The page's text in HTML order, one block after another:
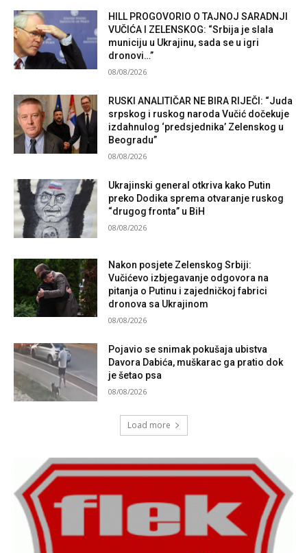
HILL PROGOVORIO O TAJNOJ SARADNJI
VUČIĆA I ZELENSKOG: “Srbija je slala
municiju u Ukrajinu, sada se u igri
dronovi…”
08/08/2026
RUSKI ANALITIČAR NE BIRA RIJEČI: “Juda
srpskog i ruskog naroda Vučić dočekuje
izdahnulog ‘predsjednika’ Zelenskog u
Beogradu”
08/08/2026
Ukrajinski general otkriva kako Putin
preko Dodika sprema otvaranje ruskog
“drugog fronta” u BiH
08/08/2026
Nakon posjete Zelenskog Srbiji:
Vučićevo izbjegavanje odgovora na
pitanja o Putinu i zajedničkoj fabrici
dronova sa Ukrajinom
08/08/2026
Pojavio se snimak pokušaja ubistva
Davora Dabića, muškarac ga pratio dok
je šetao psa
08/08/2026
Load more